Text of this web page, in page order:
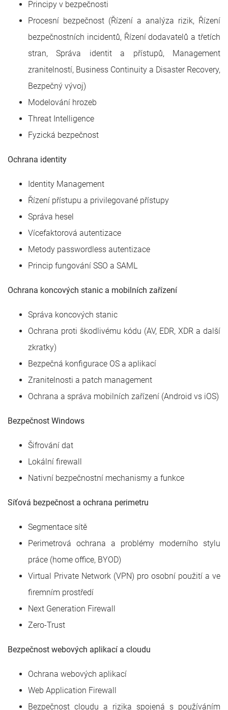
Principy v bezpečnosti
Procesní bezpečnost (Řízení a analýza rizik, Řízení
bezpečnostních incidentů, Řízení dodavatelů a třetích
stran, Správa identit a přístupů, Management
zranitelností, Business Continuity a Disaster Recovery,
Bezpečný vývoj)
Modelování hrozeb
Threat Intelligence
Fyzická bezpečnost
Ochrana identity
Identity Management
Řízení přístupu a privilegované přístupy
Správa hesel
Vícefaktorová autentizace
Metody passwordless autentizace
Princip fungování SSO a SAML
Ochrana koncových stanic a mobilních zařízení
Správa koncových stanic
Ochrana proti škodlivému kódu (AV, EDR, XDR a další
zkratky)
Bezpečná konfigurace OS a aplikací
Zranitelnosti a patch management
Ochrana a správa mobilních zařízení (Android vs iOS)
Bezpečnost Windows
Šifrování dat
Lokální firewall
Nativní bezpečnostní mechanismy a funkce
Síťová bezpečnost a ochrana perimetru
Segmentace sítě
Perimetrová ochrana a problémy moderního stylu
práce (home office, BYOD)
Virtual Private Network (VPN) pro osobní použití a ve
firemním prostředí
Next Generation Firewall
Zero-Trust
Bezpečnost webových aplikací a cloudu
Ochrana webových aplikací
Web Application Firewall
Bezpečnost cloudu a rizika spojená s používáním